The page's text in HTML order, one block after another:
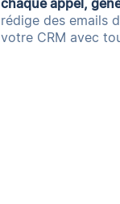
chaque appel,
rédige des emails
votre CRM avec